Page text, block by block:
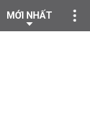
MỚI NHẤT